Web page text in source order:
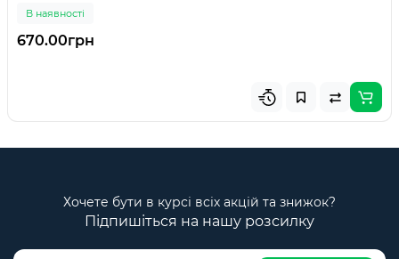
В наявності
670.00грн
Хочете бути в курсі всіх акцій та знижок?
Підпишіться на нашу розсилку